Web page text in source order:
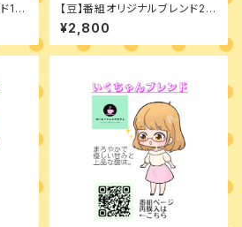
10
【豆】番組オリジナルブレンド20
0g
¥2,800